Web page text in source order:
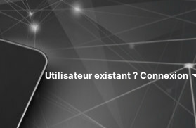
Utilisateur existant ? Connexion